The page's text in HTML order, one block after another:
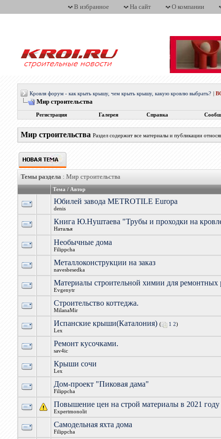
В избранное На сайт О компании
Кровля форум - как крыть крышу, чем крыть крышу, какую кровлю выбрать?
Мир строительства
Регистрация Галерея Справка
Мир строительства Раздел содержит все материалы и публикации
Темы раздела: Мир строительства
Тема / Автор
Юбилей завода METROTILE Europa
denis
Книга Ю.Нуштаева "Трубы и проходки на
Наталья
Необычные дома
Filippcha
Металлоконструкции на заказ
navesbesedka
Материалы строительной химии для ремонтных
Evgenytr
Строительство коттеджа.
MilanaMir
Испанские крыши(Каталония) ( 1 2)
Lex
Ремонт кусочками.
sav4ic
Крыши сочи
Lex
Дом-проект "Пиковая дама"
Filippcha
Повышение цен на строй материалы в 2021 году
Expertmonolit
Самодельная яхта дома
Filippcha